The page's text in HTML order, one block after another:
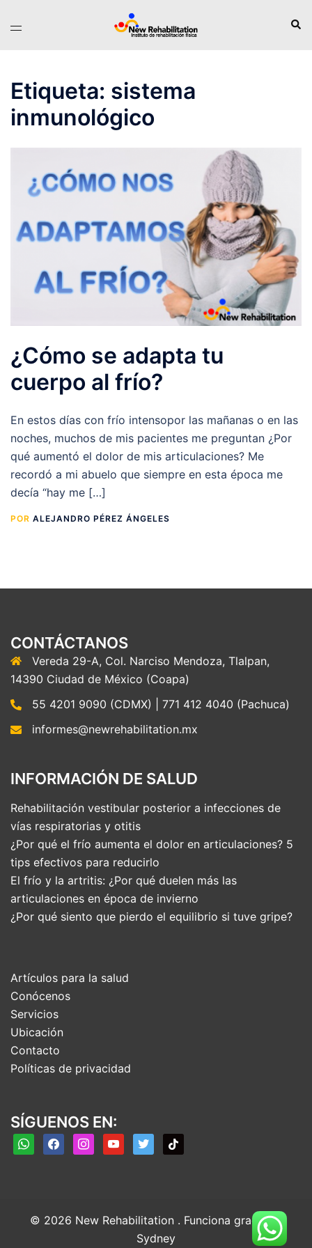
Alternar
Etiqueta: sistema
inmunológico
¿Cómo se adapta tu
cuerpo al frío?
En estos días con frío intensopor las mañanas o en las
noches, muchos de mis pacientes me preguntan ¿Por
qué aumentó el dolor de mis articulaciones? Me
recordó a mi abuelo que siempre en esta época me
decía “hay me […]
POR ALEJANDRO PÉREZ ÁNGELES
CONTÁCTANOS
Vereda 29-A, Col. Narciso Mendoza, Tlalpan,
14390 Ciudad de México (Coapa)
55 4201 9090 (CDMX) | 771 412 4040 (Pachuca)
informes@newrehabilitation.mx
INFORMACIÓN DE SALUD
Rehabilitación vestibular posterior a infecciones de
vías respiratorias y otitis
¿Por qué el frío aumenta el dolor en articulaciones? 5
tips efectivos para reducirlo
El frío y la artritis: ¿Por qué duelen más las
articulaciones en época de invierno
¿Por qué siento que pierdo el equilibrio si tuve gripe?
Artículos para la salud
Conócenos
Servicios
Ubicación
Contacto
Políticas de privacidad
SÍGUENOS EN:
whatsappfacebookinstagramyoutubetwitter tiktok
© 2026 New Rehabilitation . Funciona gracias a
Sydney